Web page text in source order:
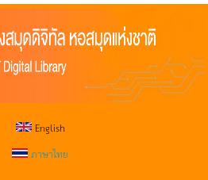
English
ภาษาไทย